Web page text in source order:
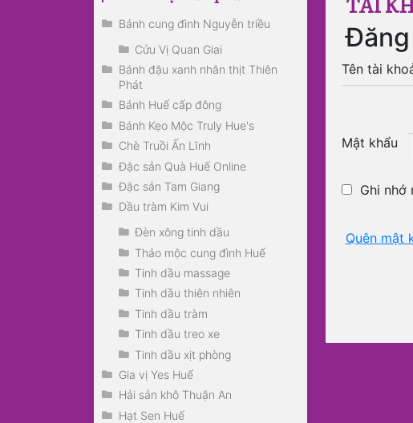
Tên tài
Mật khẩu
Ghi nhớ
Quên mật
Bánh cung đình Nguyễn triều
Cửu Vị Quan Giai
Bánh đậu xanh nhân thịt Thiên
Phát
Bánh Huế cấp đông
Bánh Kẹo Mộc Truly Hue's
Chè Truồi Ấn Lĩnh
Đặc sản Quà Huế Online
Đặc sản Tam Giang
Dầu tràm Kim Vui
Đèn xông tinh dầu
Thảo mộc cung đình Huế
Tinh dầu massage
Tinh dầu thiên nhiên
Tinh dầu tràm
Tinh dầu treo xe
Tinh dầu xịt phòng
Gia vị Yes Huế
Hải sản khô Thuận An
Hạt Sen Huế